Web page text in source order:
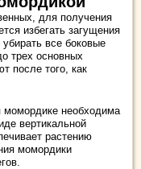
для получения
избегать загущения
все боковые
трех основных
после того, как
момордике необходима
вертикальной
растению
момордики